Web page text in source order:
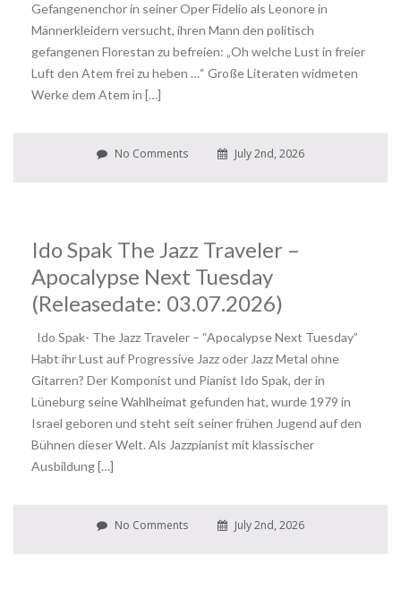
Gefangenenchor in seiner Oper Fidelio als Leonore in
Männerkleidern versucht, ihren Mann den politisch
gefangenen Florestan zu befreien: „Oh welche Lust in freier
Luft den Atem frei zu heben …“ Große Literaten widmeten
Werke dem Atem in […]
No Comments July 2nd, 2026
Ido Spak The Jazz Traveler –
Apocalypse Next Tuesday
(Releasedate: 03.07.2026)
Ido Spak- The Jazz Traveler – “Apocalypse Next Tuesday”
Habt ihr Lust auf Progressive Jazz oder Jazz Metal ohne
Gitarren? Der Komponist und Pianist Ido Spak, der in
Lüneburg seine Wahlheimat gefunden hat, wurde 1979 in
Israel geboren und steht seit seiner frühen Jugend auf den
Bühnen dieser Welt. Als Jazzpianist mit klassischer
Ausbildung […]
No Comments July 2nd, 2026